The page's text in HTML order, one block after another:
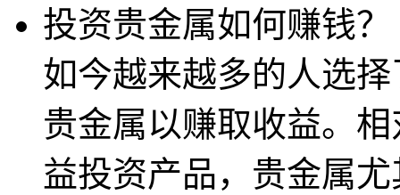
投资贵金属如何赚钱？
如今越来越多的人选
贵金属以赚取收益。
益投资产品，贵金属